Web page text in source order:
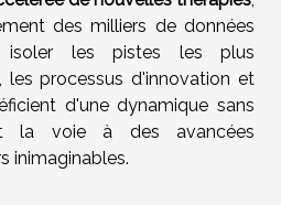
des milliers de données
isoler les pistes les plus
les processus d'innovation et
d'une dynamique sans
la voie à des avancées
inimaginables.